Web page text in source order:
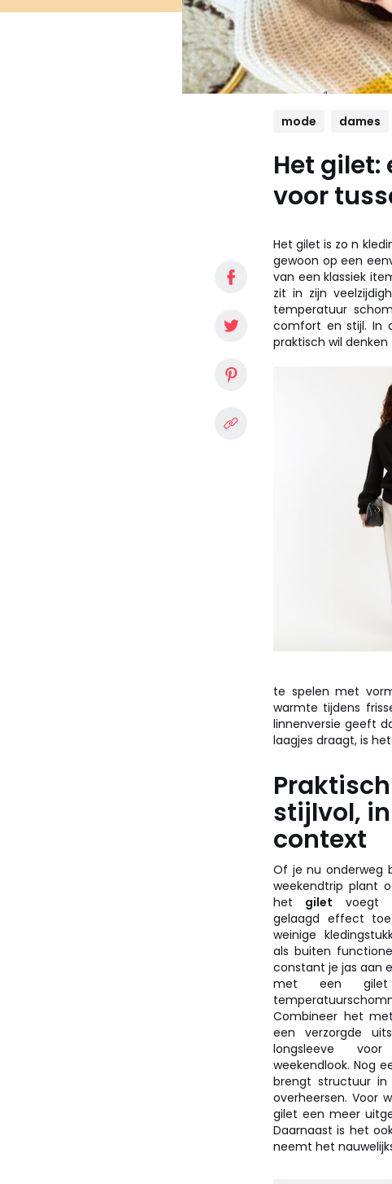
mode dames
Het gilet:
voor
Het gilet is zo n
gewoon op een
van een klassiek
zit in zijn
temperatuur
comfort en stijl. In
praktisch wil
te spelen met
warmte tijdens
linnenversie geeft
laagjes draagt, is
stijlvol,
context
Of je nu onderweg
weekendtrip plant
het gilet voegt
gelaagd effect
weinige
als buiten
constant je jas aan
met een gilet
Combineer het
een verzorgde
longsleeve
weekendlook. Nog
brengt structuur
overheersen. Voor
gilet een meer
Daarnaast is het
neemt het